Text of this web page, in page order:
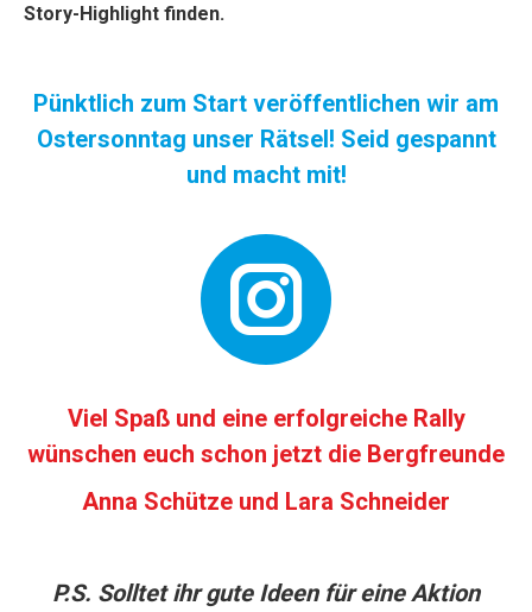
Story-Highlight finden.
Pünktlich zum Start veröffentlichen wir am
Ostersonntag unser Rätsel! Seid gespannt
und macht mit!
Viel Spaß und eine erfolgreiche Rally
wünschen euch schon jetzt die Bergfreunde
Anna Schütze und Lara Schneider
P.S. Solltet ihr gute Ideen für eine Aktion